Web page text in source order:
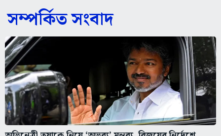
সম্পর্কিত সংবাদ